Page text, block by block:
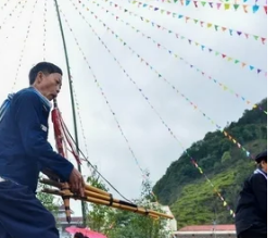
Triều Tiên đã đưa tin rất sát về
Jong un tới Việt Nam. (Nguồn:
Yonhap)
biết truyền thông Triều
đi của Chủ tịch Kim
Trung ương Triều Tiên